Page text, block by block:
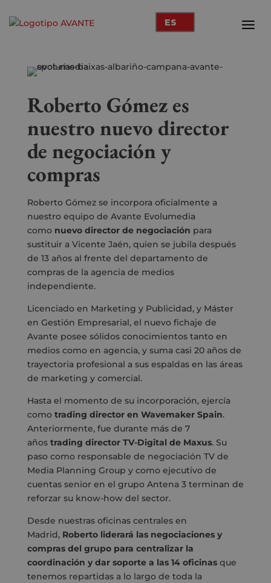
ES
Roberto Gómez es
nuestro nuevo director
de negociación y
compras
Roberto Gómez se incorpora oficialmente a
nuestro equipo de Avante Evolumedia
como nuevo director de negociación para
sustituir a Vicente Jaén, quien se jubila después
de 13 años al frente del departamento de
compras de la agencia de medios
independiente.
Licenciado en Marketing y Publicidad, y Máster
en Gestión Empresarial, el nuevo fichaje de
Avante posee sólidos conocimientos tanto en
medios como en agencia, y suma casi 20 años de
trayectoria profesional a sus espaldas en las áreas
de marketing y comercial.
Hasta el momento de su incorporación, ejercía
como trading director en Wavemaker Spain.
Anteriormente, fue durante más de 7
años trading director TV-Digital de Maxus. Su
paso como responsable de negociación TV de
Media Planning Group y como ejecutivo de
cuentas senior en el grupo Antena 3 terminan de
reforzar su know-how del sector.
Desde nuestras oficinas centrales en
Madrid, Roberto liderará las negociaciones y
compras del grupo para centralizar la
coordinación y dar soporte a las 14 oficinas que
tenemos repartidas a lo largo de toda la